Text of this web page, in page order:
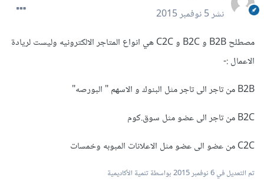
نشر5 نوفمبر 2015
مصطلح B2B و B2C و C2C هي انواع المتاجر الالكترونيه وليست لريادة
الاعمال :-
B2B من تاجر الى تاجر مثل البنوك و الاسهم " البورصه"
B2C من تاجر الى عضو مثل سوق.كوم
C2C من عضو الى عضو مثل الاعلانات المبوبه وخمسات
تم التعديل في6 نوفمبر 2015 بواسطة تنمية الأكاديمية